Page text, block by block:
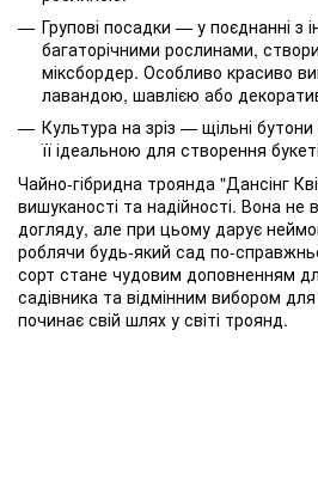
Групові посадки — у поєднанні з
багаторічними рослинами,
міксбордер. Особливо красиво
лавандою, шавлією або
Культура на зріз — щільні
її ідеальною для створення
Чайно-гібридна троянда "Дансінг
вишуканості та надійності. Вона не
догляду, але при цьому дарує
роблячи будь-який сад по-
сорт стане чудовим доповненням
садівника та відмінним вибором
починає свій шлях у світі троянд.